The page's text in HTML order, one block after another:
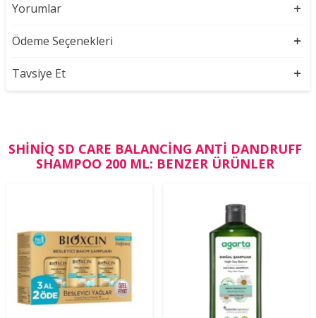
Yorumlar
Ödeme Seçenekleri
Tavsiye Et
SHINIQ SD CARE BALANCING ANTI DANDRUFF
SHAMPOO 200 ML: BENZER ÜRÜNLER